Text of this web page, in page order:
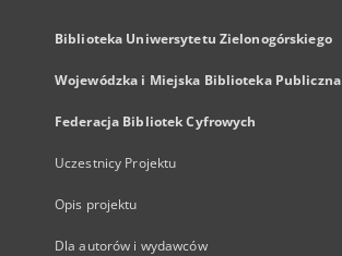
Biblioteka Uniwersytetu Zielonogórskiego
Wojewódzka i Miejska Biblioteka Publiczna
Federacja Bibliotek Cyfrowych
Uczestnicy Projektu
Opis projektu
Dla autorów i wydawców